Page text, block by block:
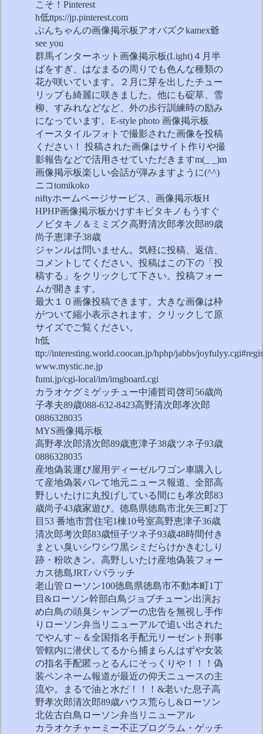
こそ！Pinterest
h低ttps://jp.pinterest.com
ぶんちゃんの画像掲示板アオバズクkamex爺
see you
群馬インターネット画像掲示板(Light)４月半
ばをすぎ、はなまるの周りでも色んな種類の
花が咲いています。２月に芽を出したチュー
リップも綺麗に咲きました。他にも碇草、雪
柳、すみれなどなど、外の歩行訓練時の励み
になっています。E-style photo 画像掲示板
イースタイルフォトで撮影された画像を投稿
ください！ 投稿された画像はサイト作りや撮
影報告などで活用させていただきますm(_ _)m
画像掲示板楽しい会話が弾みますように(^^)
ニコtomikoko
niftyホームページサービス、画像掲示板H
HPHP画像掲示板かけすキビタキノもうすぐ
ノビタキノ＆ミミズク高野清次郎孝次郎89歳
尚子恵津子38歳
ジャンルは問いません。気軽に投稿、返信、
コメントしてください。投稿はこの下の「投
稿する」をクリックして下さい。投稿フォー
ムが開きます。
最大１０画像投稿できます。大きな画像は枠
がついて縮小表示されます。クリックして原
サイズでご覧ください。
h低
ttp://interesting.world.coocan.jp/hphp/jabbs/
www.mystic.ne.jp
fumi.jp/cgi-local/im/imgboard.cgi
カラオケグミゲッチュー中浦哲司啓司56歳尚
子孝夫89歳088-632-8423高野清次郎孝次郎
0886328035
MYS画像掲示板
高野孝次郎清次郎89歳恵津子38歳ツネ子93歳
0886328035
産地偽装運び屋用ディーゼルワゴン車購入し
て産地偽装バレて地元ニュース報道、全部高
野しいたけに丸投げしている間にも孝次郎83
歳尚子43歳家遊び。徳島県徳島市北矢三町2丁
目53 番地市営住宅1棟10号室高野恵津子36歳
清次郎考次郎83歳恒子ツネ子93歳48時間付き
まとい臭いシワシワ黒シミだらけかきむしり
跡・粉吹きン。高野しいたけ産地偽装フォー
カス徳島JRTパパラッチ
老山管ローソン100徳島県徳島市不動本町1丁
目&ローソン幹部白鳥ジョブチューン出演お
め白鳥の頭臭シャンプーの忠告を無視し手作
りローソン弁当リニューアルで追い出された
でやんす～＆全国指名手配元リーゼント刑事
管轄内に潜伏してるから捕まらんはずや女装
の指名手配匿っとるんにそっくりや！！！偽
装ペンネーム報道が最近の仰天ニュースの主
流や。まるで油と水だ！！！&老いた息子高
野孝次郎清次郎89歳ハウス荒らし&ローソン
北佐古白鳥ローソン弁当リニューアル
カラオケチャーミー不正プログラム・ゲッチ